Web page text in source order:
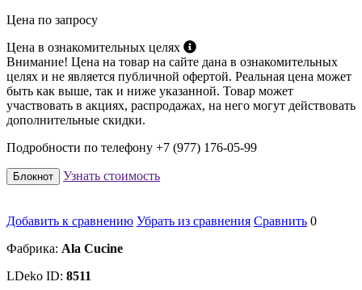
Цена по запросу
Цена в ознакомительных целях
Внимание! Цена на товар на сайте дана в ознакомительных
целях и не является публичной офертой. Реальная цена может
быть как выше, так и ниже указанной. Товар может
участвовать в акциях, распродажах, на него могут действовать
дополнительные скидки.
Подробности по телефону +7 (977) 176-05-99
Блокнот Узнать стоимость
Добавить к сравнению Убрать из сравнения Сравнить 0
Фабрика: Ala Cucine
LDeko ID: 8511